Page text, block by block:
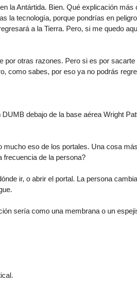
la Antártida. Bien. Qué explicación más
la tecnología, porque pondrías en
a la Tierra. Pero, si me quedo
otras razones. Pero si es por
como sabes, por eso ya no podrás
debajo de la base aérea Wright
eso de los portales. Una cosa
frecuencia de la persona?
ir, o abrir el portal. La persona
sería como una membrana o un